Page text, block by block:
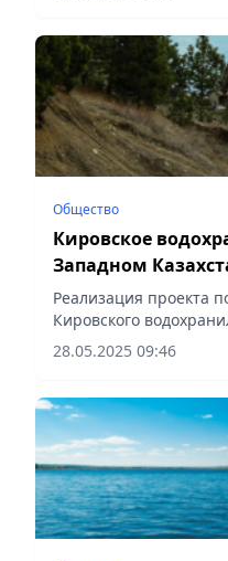
Общество
Кировское
Западном
Реализация проекта
Кировского
бесперебойную
потребителя,
28.05.2025 09:46